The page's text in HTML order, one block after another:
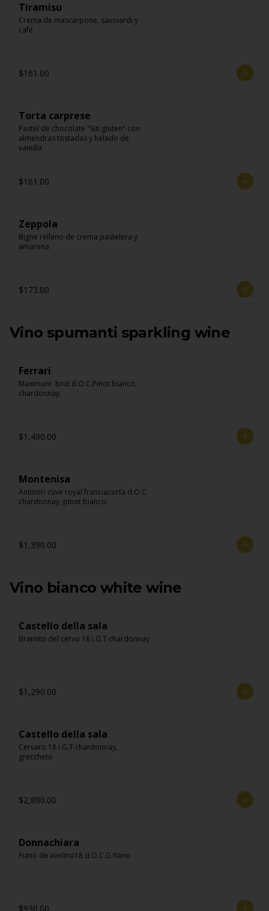
Tiramisu
Crema de mascarpone, savoiardi y
café
$161.00
Torta carprese
Pastel de chocolate "Sin gluten" con
almendras tostadas y helado de
vainilla
$161.00
Zeppola
Bigne relleno de crema pastelera y
amarena
$173.00
Vino spumanti sparkling wine
Ferrari
Maximum  brut d.O.C.Pinot bianco,
chardonnay.
$1,490.00
Montenisa
Antinori cuve royal franciacorta d.O.C
chardonnay, pinot bianco.
$1,390.00
Vino bianco white wine
Castello della sala
Bramito del cervo 18 i.G.T chardonnay
$1,290.00
Castello della sala
Cervaro 18 i.G.T chardonnay,
greccheto
$2,800.00
Donnachiara
Fiano de avelino18 d.O.C.G fiano
$930.00